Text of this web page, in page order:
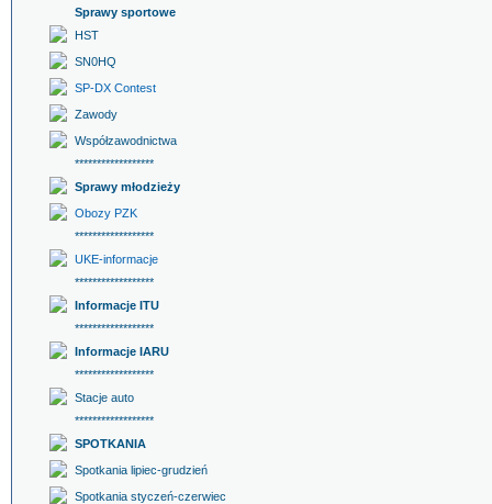
Sprawy sportowe
HST
SN0HQ
SP-DX Contest
Zawody
Współzawodnictwa
******************
Sprawy młodzieży
Obozy PZK
******************
UKE-informacje
******************
Informacje ITU
******************
Informacje IARU
******************
Stacje auto
******************
SPOTKANIA
Spotkania lipiec-grudzień
Spotkania styczeń-czerwiec